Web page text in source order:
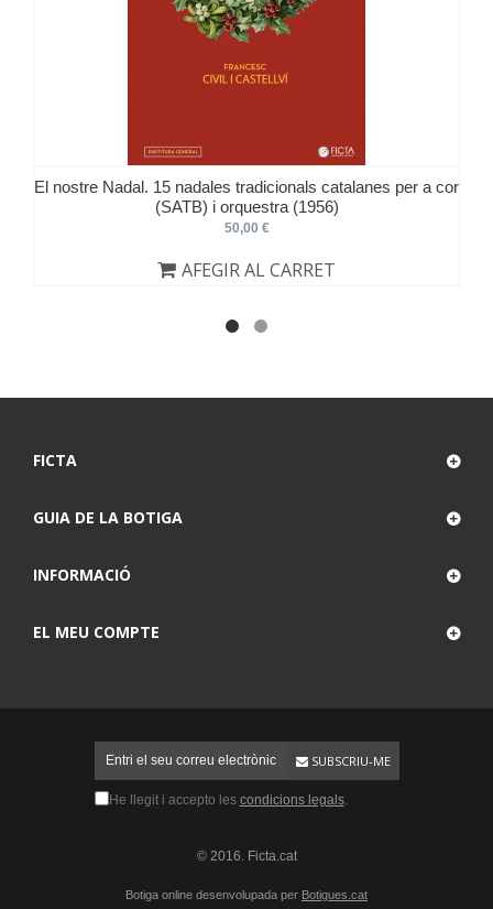
El nostre Nadal. 15 nadales tradicionals catalanes per a cor
(SATB) i orquestra (1956)
50,00 €
AFEGIR AL CARRET
FICTA
GUIA DE LA BOTIGA
INFORMACIÓ
EL MEU COMPTE
SUBSCRIU-ME
He llegit i accepto les condicions legals.
© 2016. Ficta.cat
Botiga online desenvolupada per Botigues.cat